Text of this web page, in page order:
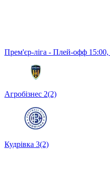
Прем'єр-ліга - Плей-офф 15:00,
Агробізнес 2(2)
Кудрівка 3(2)